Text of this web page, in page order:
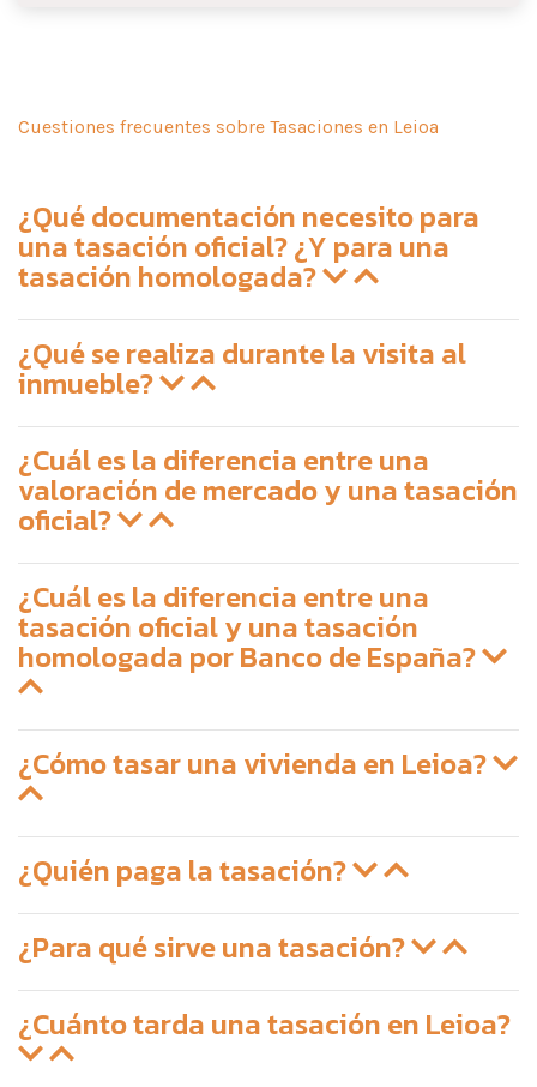
Cuestiones frecuentes sobre Tasaciones en Leioa
¿Qué documentación necesito para
una tasación oficial? ¿Y para una
tasación homologada?
¿Qué se realiza durante la visita al
inmueble?
¿Cuál es la diferencia entre una
valoración de mercado y una tasación
oficial?
¿Cuál es la diferencia entre una
tasación oficial y una tasación
homologada por Banco de España?
¿Cómo tasar una vivienda en Leioa?
¿Quién paga la tasación?
¿Para qué sirve una tasación?
¿Cuánto tarda una tasación en Leioa?